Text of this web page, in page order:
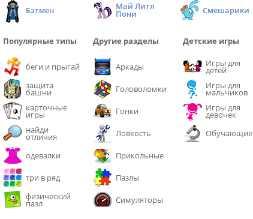
Бэтмен Май Литл
Пони Смешарики
Популярные типы
беги и прыгай
защита
башни
карточные
игры
найди
отличия
одевалки
три в ряд
физический
пазл
Другие разделы
Аркады
Головоломки
Гонки
Ловкость
Прикольные
Пазлы
Симуляторы
Детские игры
Игры для
детей
Игры для
мальчиков
Игры для
девочек
Обучающие